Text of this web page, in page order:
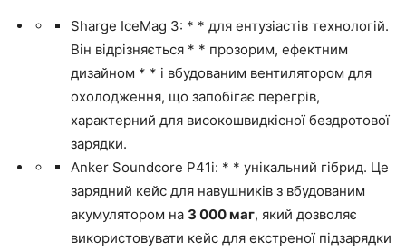
Sharge IceMag 3: * * для ентузіастів технологій.
Він відрізняється * * прозорим, ефектним
дизайном * * і вбудованим вентилятором для
охолодження, що запобігає перегрів,
характерний для високошвидкісної бездротової
зарядки.
Anker Soundcore P41i: * * унікальний гібрид. Це
зарядний кейс для навушників з вбудованим
акумулятором на 3 000 маг, який дозволяє
використовувати кейс для екстреної підзарядки